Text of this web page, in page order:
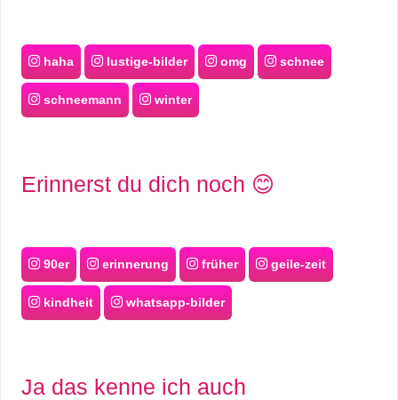
haha lustige-bilder omg schnee
schneemann winter
Erinnerst du dich noch 😊
90er erinnerung früher geile-zeit
kindheit whatsapp-bilder
Ja das kenne ich auch